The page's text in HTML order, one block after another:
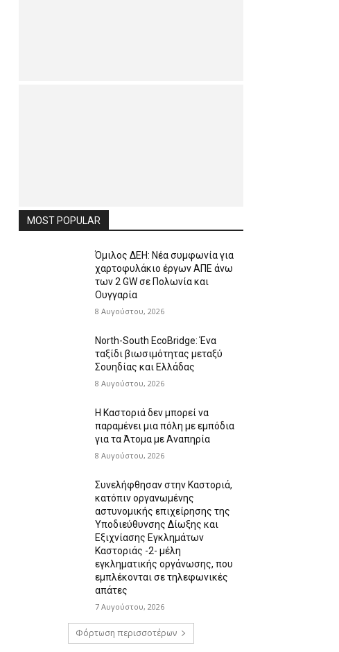
MOST POPULAR
Όμιλος ΔΕΗ: Νέα συμφωνία για
χαρτοφυλάκιο έργων ΑΠΕ άνω
των 2 GW σε Πολωνία και
Ουγγαρία
8 Αυγούστου, 2026
North-South EcoBridge: Ένα
ταξίδι βιωσιμότητας μεταξύ
Σουηδίας και Ελλάδας
8 Αυγούστου, 2026
Η Καστοριά δεν μπορεί να
παραμένει μια πόλη με εμπόδια
για τα Άτομα με Αναπηρία
8 Αυγούστου, 2026
Συνελήφθησαν στην Καστοριά,
κατόπιν οργανωμένης
αστυνομικής επιχείρησης της
Υποδιεύθυνσης Δίωξης και
Εξιχνίασης Εγκλημάτων
Καστοριάς -2- μέλη
εγκληματικής οργάνωσης, που
εμπλέκονται σε τηλεφωνικές
απάτες
7 Αυγούστου, 2026
Φόρτωση περισσοτέρων